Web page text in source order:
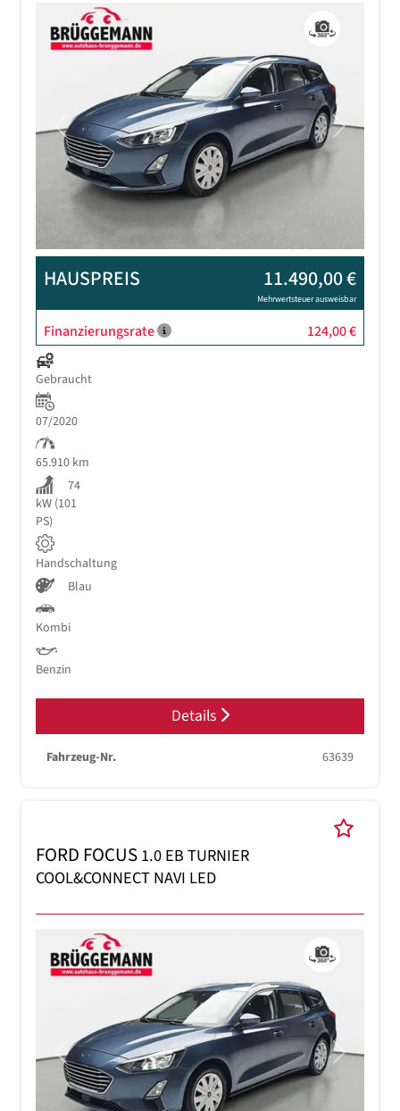
Previous Next
HAUSPREIS 11.490,00 €
Mehrwertsteuer ausweisbar
Finanzierungsrate 124,00 €
Gebraucht
07/2020
65.910 km
74
kW (101
PS)
Handschaltung
Blau
Kombi
Benzin
Details
Fahrzeug-Nr. 63639
FORD FOCUS1.0 EB TURNIER
COOL&CONNECT NAVI LED
Previous Next